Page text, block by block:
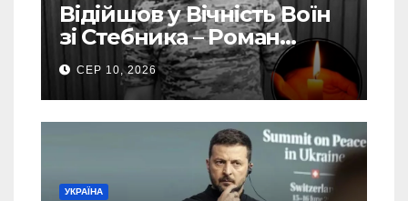
Відійшов у Вічність Воїн
зі Стебника – Роман
Кучера
СЕР 10, 2026
УКРАЇНА